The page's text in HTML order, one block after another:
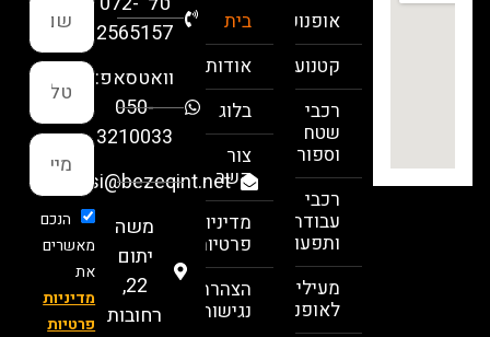
אופנועים
קטנועים
לאופנועים
בית
אודות
בלוג
צור
קשר
מדיניות
פרטיות
הצהרת
נגישות
2565157
וואטסאפ:
050-
3210033
sarousi@bezeqint.net
משה
יתום
22,
רחובות
הנכם
מדיניות
פרטיות